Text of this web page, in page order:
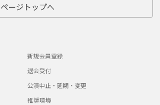
ページトップへ
新規会員登録
退会受付
公演中止・延期・変更
推奨環境